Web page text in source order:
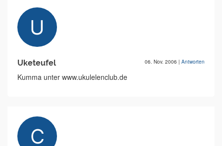
Uketeufel 06. Nov. 2006 | Antworten
Kumma unter www.ukulelenclub.de